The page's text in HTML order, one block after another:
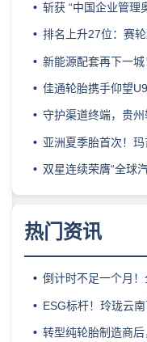
斩获 “中国企业管理奥斯卡”，
排名上升27位：赛轮跻身《财富
新能源配套再下一城！玲珑轮
佳通轮胎携手仰望U9X亮相古德伍
守护渠道终端，贵州轮胎前进灯塔
亚洲夏季胎首次！玛吉斯VS6斩
双星连续荣膺“全球
热门资讯
倒计时不足一个月！全球轮胎
ESG标杆！玲珑云南可持续
转型纯轮胎制造商后，大